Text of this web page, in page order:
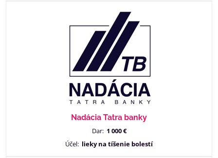
Nadácia Tatra banky
Dar: 1 000 €
Účel: lieky na tíšenie bolestí